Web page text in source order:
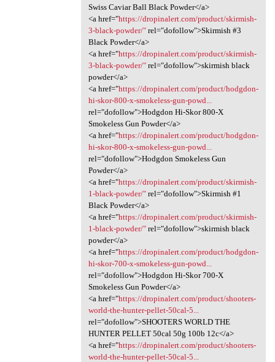
Swiss Caviar Ball Black Powder</a>
<a href="https://dropinalert.com/product/skirmish-
3-black-powder/"rel="dofollow">Skirmish #3
Black Powder</a>
<a href="https://dropinalert.com/product/skirmish-
3-black-powder/"rel="dofollow">skirmish black
powder</a>
<a href="https://dropinalert.com/product/hodgdon-
hi-skor-800-x-smokeless-gun-powd...
rel="dofollow">Hodgdon Hi-Skor 800-X
Smokeless Gun Powder</a>
<a href="https://dropinalert.com/product/hodgdon-
hi-skor-800-x-smokeless-gun-powd...
rel="dofollow">Hodgdon Smokeless Gun
Powder</a>
<a href="https://dropinalert.com/product/skirmish-
1-black-powder/"rel="dofollow">Skirmish #1
Black Powder</a>
<a href="https://dropinalert.com/product/skirmish-
1-black-powder/"rel="dofollow">skirmish black
powder</a>
<a href="https://dropinalert.com/product/hodgdon-
hi-skor-700-x-smokeless-gun-powd...
rel="dofollow">Hodgdon Hi-Skor 700-X
Smokeless Gun Powder</a>
<a href="https://dropinalert.com/product/shooters-
world-the-hunter-pellet-50cal-5...
rel="dofollow">SHOOTERS WORLD THE
HUNTER PELLET 50cal 50g 100b 12c</a>
<a href="https://dropinalert.com/product/shooters-
world-the-hunter-pellet-50cal-5...